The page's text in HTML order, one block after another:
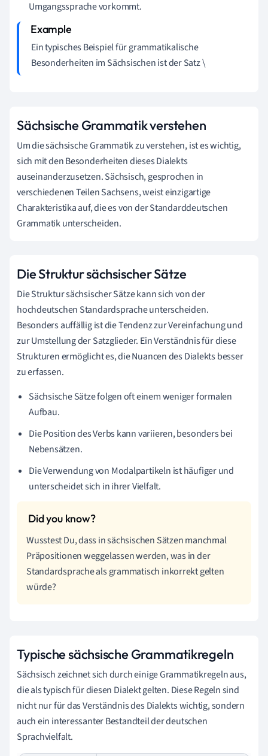
Umgangssprache vorkommt.
Ein typisches Beispiel für grammatikalische
Besonderheiten im Sächsischen ist der Satz \
Sächsische Grammatik verstehen
Um die sächsische Grammatik zu verstehen, ist es wichtig,
sich mit den Besonderheiten dieses Dialekts
auseinanderzusetzen. Sächsisch, gesprochen in
verschiedenen Teilen Sachsens, weist einzigartige
Charakteristika auf, die es von der Standarddeutschen
Grammatik unterscheiden.
Die Struktur sächsischer Sätze
Die Struktur sächsischer Sätze kann sich von der
hochdeutschen Standardsprache unterscheiden.
Besonders auffällig ist die Tendenz zur Vereinfachung und
zur Umstellung der Satzglieder. Ein Verständnis für diese
Strukturen ermöglicht es, die Nuancen des Dialekts besser
zu erfassen.
Sächsische Sätze folgen oft einem weniger formalen
Aufbau.
Die Position des Verbs kann variieren, besonders bei
Nebensätzen.
Die Verwendung von Modalpartikeln ist häufiger und
unterscheidet sich in ihrer Vielfalt.
Wusstest Du, dass in sächsischen Sätzen manchmal
Präpositionen weggelassen werden, was in der
Standardsprache als grammatisch inkorrekt gelten
würde?
Typische sächsische Grammatikregeln
Sächsisch zeichnet sich durch einige Grammatikregeln aus,
die als typisch für diesen Dialekt gelten. Diese Regeln sind
nicht nur für das Verständnis des Dialekts wichtig, sondern
auch ein interessanter Bestandteil der deutschen
Sprachvielfalt.